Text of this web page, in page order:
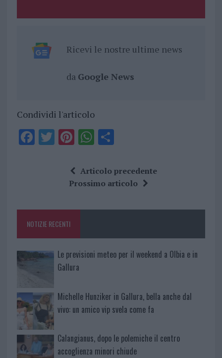
Ricevi le nostre ultime news
da Google News
Condividi l'articolo
F
o
k
T Pi
te
re
W
at
s
p
S
a
re
Articolo precedente
Prossimo articolo
NOTIZIE RECENTI
Le previsioni meteo per il weekend a Olbia e in
Gallura
Michelle Hunziker in Gallura, bella anche dal
vivo: un amico vip svela come fa
Calangianus, dopo le polemiche il centro
accoglienza minori chiude